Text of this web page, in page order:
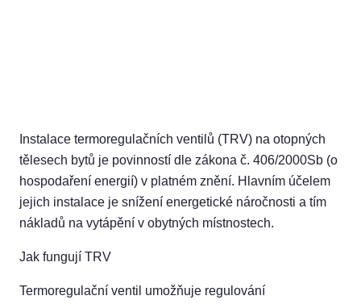
Instalace termoregulačních ventilů (TRV) na otopných
tělesech bytů je povinností dle zákona č. 406/2000Sb (o
hospodaření energií) v platném znění. Hlavním účelem
jejich instalace je snížení energetické náročnosti a tím
nákladů na vytápění v obytných místnostech.
Jak fungují TRV
Termoregulační ventil umožňuje regulování